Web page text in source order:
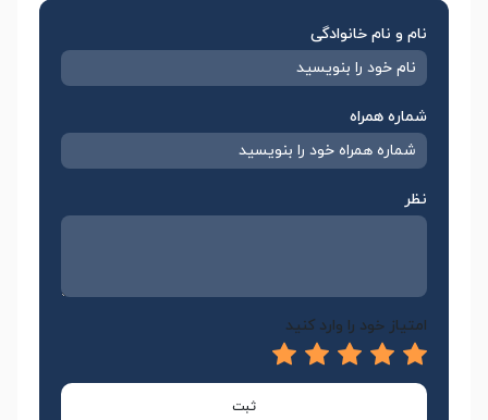
نام و نام خانوادگی
شماره همراه
نظر
امتیاز خود را وارد کنید
ثبت